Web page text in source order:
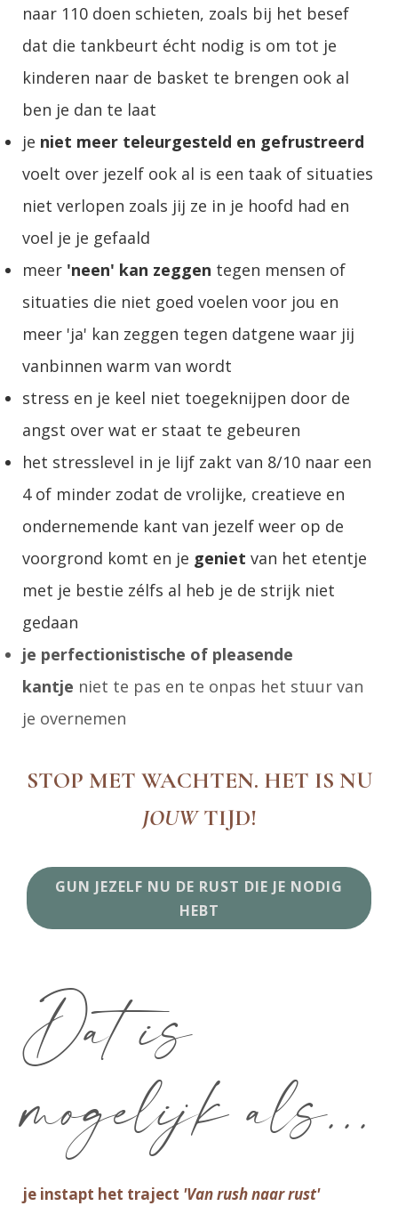
naar 110 doen schieten, zoals bij het besef
dat die tankbeurt écht nodig is om tot je
kinderen naar de basket te brengen ook al
ben je dan te laat
je niet meer teleurgesteld en gefrustreerd
voelt over jezelf ook al is een taak of situaties
niet verlopen zoals jij ze in je hoofd had en
voel je je gefaald
meer 'neen' kan zeggen tegen mensen of
situaties die niet goed voelen voor jou en
meer 'ja' kan zeggen tegen datgene waar jij
vanbinnen warm van wordt
stress en je keel niet toegeknijpen door de
angst over wat er staat te gebeuren
het stresslevel in je lijf zakt van 8/10 naar een
4 of minder zodat de vrolijke, creatieve en
ondernemende kant van jezelf weer op de
voorgrond komt en je geniet van het etentje
met je bestie zélfs al heb je de strijk niet
gedaan
je perfectionistische of pleasende
kantje niet te pas en te onpas het stuur van
je overnemen
STOP MET WACHTEN. HET IS NU
JOUWTIJD!
GUN JEZELF NU DE RUST DIE JE NODIG
HEBT
Dat is
mogelijk als...
je instapt het traject 'Van rush naar rust'